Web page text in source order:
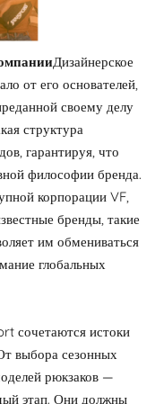
Дизайнерское
от его основателей,
своему делу
структура
гарантируя, что
философии бренда.
корпорации VF,
бренды, такие
им обмениваться
глобальных
сочетаются истоки
выбора сезонных
рюкзаков —
этап. Они должны